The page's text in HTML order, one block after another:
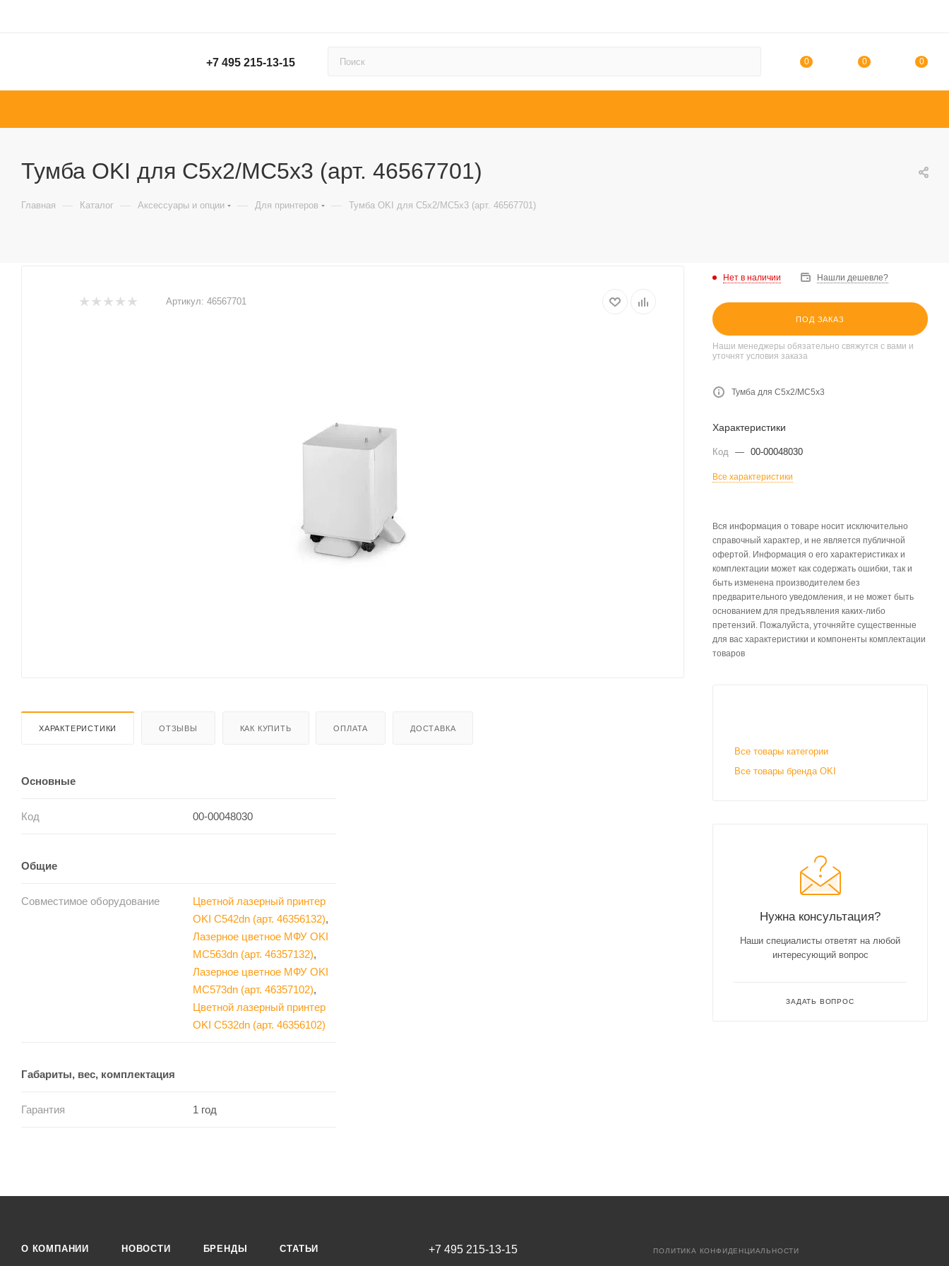
+7 495 215-13-15 0 0 0
Тумба OKI для C5x2/MC5x3 (арт. 46567701)
Главная — Каталог — Аксессуары и опции — Для принтеров — Тумба OKI для C5x2/MC5x3 (арт. 46567701)
Артикул: 46567701
ХАРАКТЕРИСТИКИ ОТЗЫВЫ КАК КУПИТЬ ОПЛАТА ДОСТАВКА
Основные
Код 00-00048030
Общие
Совместимое оборудование
Цветной лазерный принтер
OKI C542dn (арт. 46356132),
Лазерное цветное МФУ OKI
MC563dn (арт. 46357132),
Лазерное цветное МФУ OKI
MC573dn (арт. 46357102),
Цветной лазерный принтер
OKI C532dn (арт. 46356102)
Габариты, вес, комплектация
Гарантия 1 год
Нет в наличии Нашли дешевле?
ПОД ЗАКАЗ
Наши менеджеры обязательно свяжутся с вами и
уточнят условия заказа
Тумба для C5x2/MC5x3
Характеристики
Код — 00-00048030
Все характеристики
Вся информация о товаре носит исключительно
справочный характер, и не является публичной
офертой. Информация о его характеристиках и
комплектации может как содержать ошибки, так и
быть изменена производителем без
предварительного уведомления, и не может быть
основанием для предъявления каких-либо
претензий. Пожалуйста, уточняйте существенные
для вас характеристики и компоненты комплектации
товаров
Все товары категории
Все товары бренда OKI
Нужна консультация?
Наши специалисты ответят на любой
интересующий вопрос
ЗАДАТЬ ВОПРОС
О КОМПАНИИ НОВОСТИ БРЕНДЫ СТАТЬИ +7 495 215-13-15 ПОЛИТИКА КОНФИДЕНЦИАЛЬНОСТИ